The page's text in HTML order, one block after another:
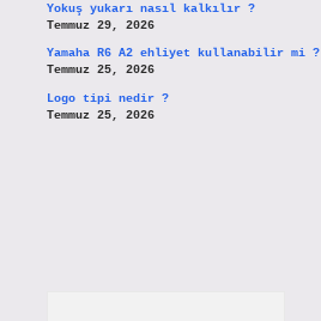
Yokuş yukarı nasıl kalkılır ?
Temmuz 29, 2026
Yamaha R6 A2 ehliyet kullanabilir mi ?
Temmuz 25, 2026
Logo tipi nedir ?
Temmuz 25, 2026